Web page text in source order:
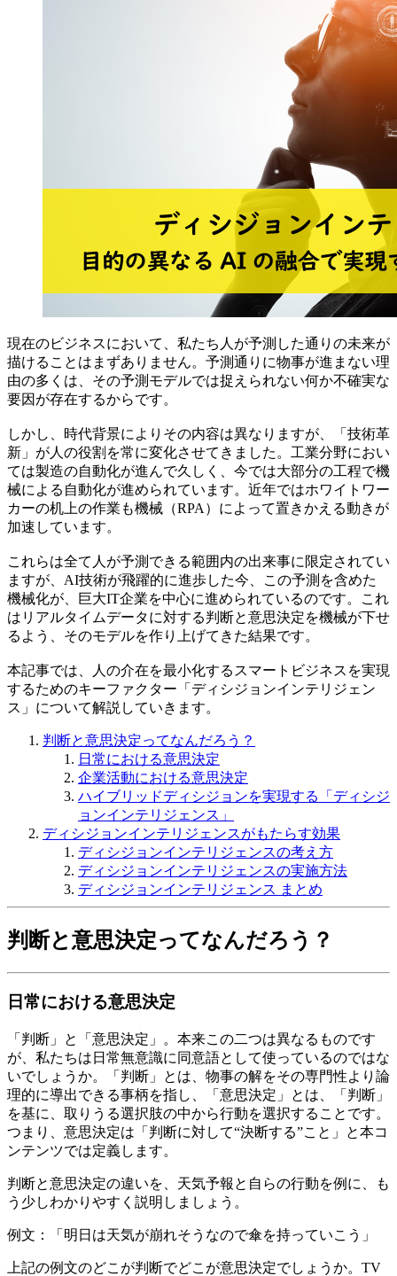
現在のビジネスにおいて、私たち人が予測した通りの未来が
描けることはまずありません。予測通りに物事が進まない理
由の多くは、その予測モデルでは捉えられない何か不確実な
要因が存在するからです。
しかし、時代背景によりその内容は異なりますが、「技術革
新」が人の役割を常に変化させてきました。工業分野におい
ては製造の自動化が進んで久しく、今では大部分の工程で機
械による自動化が進められています。近年ではホワイトワー
カーの机上の作業も機械（RPA）によって置きかえる動きが
加速しています。
これらは全て人が予測できる範囲内の出来事に限定されてい
ますが、AI技術が飛躍的に進歩した今、この予測を含めた
機械化が、巨大IT企業を中心に進められているのです。これ
はリアルタイムデータに対する判断と意思決定を機械が下せ
るよう、そのモデルを作り上げてきた結果です。
本記事では、人の介在を最小化するスマートビジネスを実現
するためのキーファクター「ディシジョンインテリジェン
ス」について解説していきます。
判断と意思決定ってなんだろう？
日常における意思決定
企業活動における意思決定
ハイブリッドディシジョンを実現する「ディシジ
ョンインテリジェンス」
ディシジョンインテリジェンスがもたらす効果
ディシジョンインテリジェンスの考え方
ディシジョンインテリジェンスの実施方法
ディシジョンインテリジェンス まとめ
判断と意思決定ってなんだろう？
日常における意思決定
「判断」と「意思決定」。本来この二つは異なるものです
が、私たちは日常無意識に同意語として使っているのではな
いでしょうか。「判断」とは、物事の解をその専門性より論
理的に導出できる事柄を指し、「意思決定」とは、「判断」
を基に、取りうる選択肢の中から行動を選択することです。
つまり、意思決定は「判断に対して“決断する”こと」と本コ
ンテンツでは定義します。
判断と意思決定の違いを、天気予報と自らの行動を例に、も
う少しわかりやすく説明しましょう。
例文：「明日は天気が崩れそうなので傘を持っていこう」
上記の例文のどこが判断でどこが意思決定でしょうか。TV